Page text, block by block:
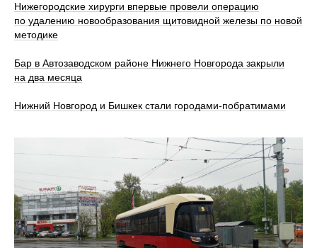
Нижегородские хирурги впервые провели операцию
по удалению новообразования щитовидной железы по новой
методике
Бар в Автозаводском районе Нижнего Новгорода закрыли
на два месяца
Нижний Новгород и Бишкек стали городами-побратимами